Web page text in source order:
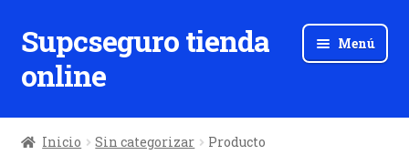
Ir
a
la
Ir
al
contenido
Supcseguro tienda
online
Menú
Inicio Sin categorizar Producto